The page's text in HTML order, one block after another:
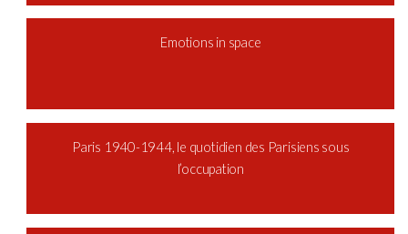
Emotions in space
Paris 1940-1944, le quotidien des Parisiens sous
l’occupation